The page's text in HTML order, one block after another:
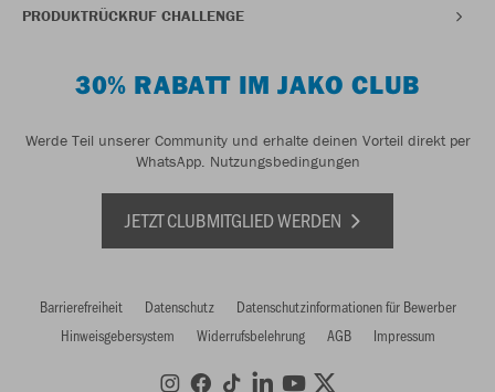
PRODUKTRÜCKRUF CHALLENGE
30% RABATT IM JAKO CLUB
Werde Teil unserer Community und erhalte deinen Vorteil direkt per
WhatsApp. Nutzungsbedingungen
JETZT CLUBMITGLIED WERDEN
Barrierefreiheit Datenschutz
Datenschutzinformationen für Bewerber
Hinweisgebersystem
Widerrufsbelehrung AGB Impressum